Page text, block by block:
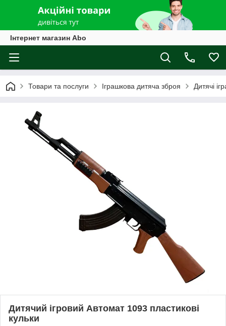
Інтернет магазин Abo
Товари та послуги Іграшкова дитяча зброя Дитячі
Дитячий ігровий Автомат 1093 пластикові
кульки